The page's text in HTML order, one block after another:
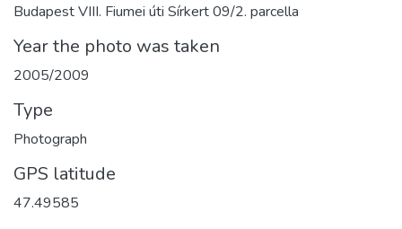
Budapest VIII. Fiumei úti Sírkert 09/2. parcella
Year the photo was taken
2005/2009
Type
Photograph
GPS latitude
47.49585